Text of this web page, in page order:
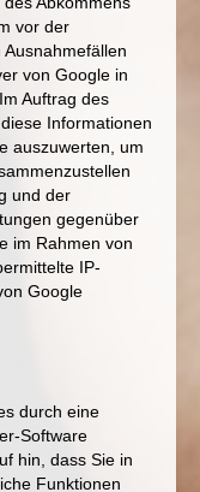
vor der
von Google in
Auftrag des
Informationen
auszuwerten, um
und der
gegenüber
im Rahmen von
IP-
Google
durch eine
Software
hin, dass Sie in
Funktionen